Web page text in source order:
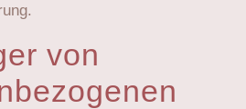
von